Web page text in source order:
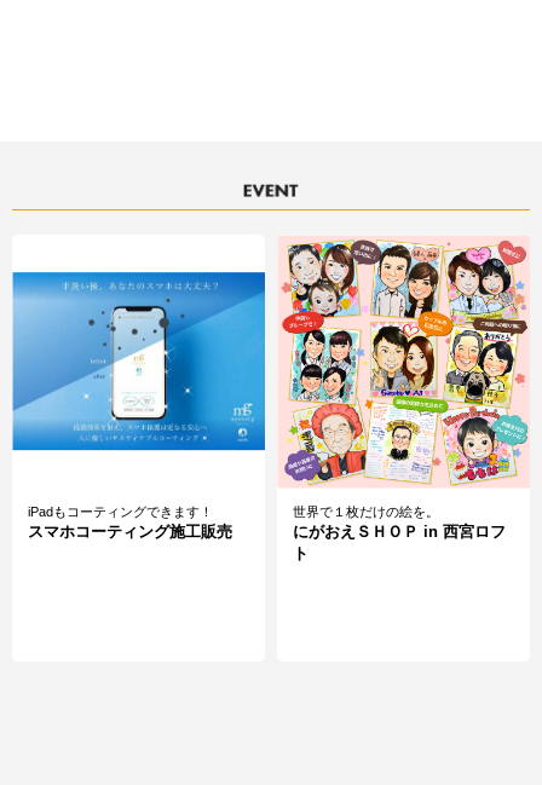
iPadもコーティングできます！
スマホコーティング施工販売
世界で１枚だけの絵を。
にがおえＳＨＯＰ in 西宮ロフ
ト